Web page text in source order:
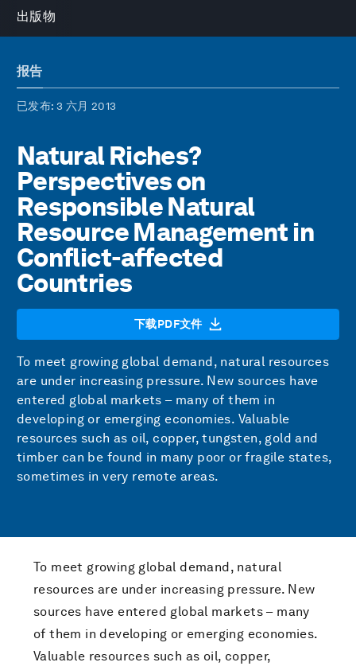
出版物
报告
已发布: 3 六月 2013
Natural Riches?
Perspectives on
Responsible Natural
Resource Management in
Conflict-affected
Countries
下载PDF文件
To meet growing global demand, natural resources
are under increasing pressure. New sources have
entered global markets – many of them in
developing or emerging economies. Valuable
resources such as oil, copper, tungsten, gold and
timber can be found in many poor or fragile states,
sometimes in very remote areas.
To meet growing global demand, natural
resources are under increasing pressure. New
sources have entered global markets – many
of them in developing or emerging economies.
Valuable resources such as oil, copper,